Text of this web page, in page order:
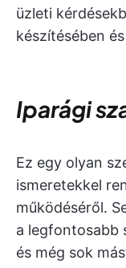
üzleti
készítésében
Iparági
Ez egy olyan
ismeretekkel
működéséről.
a legfontosabb
és még sok